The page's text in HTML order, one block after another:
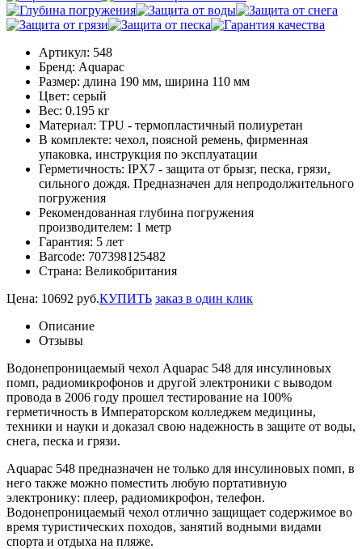
Артикул: 548
Бренд: Aquapac
Размер: длина 190 мм, ширина 110 мм
Цвет: серый
Вес: 0.195 кг
Материал: TPU - термопластичный полиуретан
В комплекте: чехол, поясной ремень, фирменная
упаковка, инструкция по эксплуатации
Герметичность: IPX7 - защита от брызг, песка, грязи,
сильного дождя. Предназначен для непродолжительного
погружения
Рекомендованная глубина погружения
производителем: 1 метр
Гарантия: 5 лет
Barcode: 707398125482
Страна: Великобритания
Цена: 10692 руб.КУПИТЬ заказ в один клик
Описание
Отзывы
Водонепроницаемый чехол Aquapac 548 для инсулиновых
помп, радиомикрофонов и другой электроники с выводом
провода в 2006 году прошел тестирование на 100%
герметичность в Императорском колледжем медицины,
техники и науки и доказал свою надежность в защите от воды,
снега, песка и грязи.
Aquapac 548 предназначен не только для инсулиновых помп, в
него также можно поместить любую портативную
электронику: плеер, радиомикрофон, телефон.
Водонепроницаемый чехол отлично защищает содержимое во
время туристических походов, занятий водными видами
спорта и отдыха на пляже.